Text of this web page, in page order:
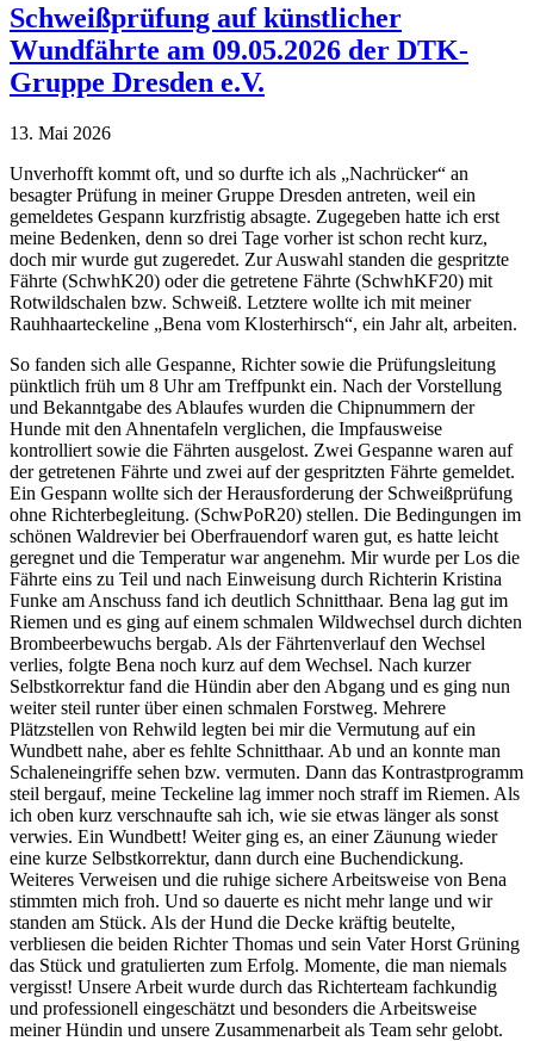
Schweißprüfung auf künstlicher
Wundfährte am 09.05.2026 der DTK-
Gruppe Dresden e.V.
13. Mai 2026
Unverhofft kommt oft, und so durfte ich als „Nachrücker“ an
besagter Prüfung in meiner Gruppe Dresden antreten, weil ein
gemeldetes Gespann kurzfristig absagte. Zugegeben hatte ich erst
meine Bedenken, denn so drei Tage vorher ist schon recht kurz,
doch mir wurde gut zugeredet. Zur Auswahl standen die gespritzte
Fährte (SchwhK20) oder die getretene Fährte (SchwhKF20) mit
Rotwildschalen bzw. Schweiß. Letztere wollte ich mit meiner
Rauhhaarteckeline „Bena vom Klosterhirsch“, ein Jahr alt, arbeiten.
So fanden sich alle Gespanne, Richter sowie die Prüfungsleitung
pünktlich früh um 8 Uhr am Treffpunkt ein. Nach der Vorstellung
und Bekanntgabe des Ablaufes wurden die Chipnummern der
Hunde mit den Ahnentafeln verglichen, die Impfausweise
kontrolliert sowie die Fährten ausgelost. Zwei Gespanne waren auf
der getretenen Fährte und zwei auf der gespritzten Fährte gemeldet.
Ein Gespann wollte sich der Herausforderung der Schweißprüfung
ohne Richterbegleitung. (SchwPoR20) stellen. Die Bedingungen im
schönen Waldrevier bei Oberfrauendorf waren gut, es hatte leicht
geregnet und die Temperatur war angenehm. Mir wurde per Los die
Fährte eins zu Teil und nach Einweisung durch Richterin Kristina
Funke am Anschuss fand ich deutlich Schnitthaar. Bena lag gut im
Riemen und es ging auf einem schmalen Wildwechsel durch dichten
Brombeerbewuchs bergab. Als der Fährtenverlauf den Wechsel
verlies, folgte Bena noch kurz auf dem Wechsel. Nach kurzer
Selbstkorrektur fand die Hündin aber den Abgang und es ging nun
weiter steil runter über einen schmalen Forstweg. Mehrere
Plätzstellen von Rehwild legten bei mir die Vermutung auf ein
Wundbett nahe, aber es fehlte Schnitthaar. Ab und an konnte man
Schaleneingriffe sehen bzw. vermuten. Dann das Kontrastprogramm
steil bergauf, meine Teckeline lag immer noch straff im Riemen. Als
ich oben kurz verschnaufte sah ich, wie sie etwas länger als sonst
verwies. Ein Wundbett! Weiter ging es, an einer Zäunung wieder
eine kurze Selbstkorrektur, dann durch eine Buchendickung.
Weiteres Verweisen und die ruhige sichere Arbeitsweise von Bena
stimmten mich froh. Und so dauerte es nicht mehr lange und wir
standen am Stück. Als der Hund die Decke kräftig beutelte,
verbliesen die beiden Richter Thomas und sein Vater Horst Grüning
das Stück und gratulierten zum Erfolg. Momente, die man niemals
vergisst! Unsere Arbeit wurde durch das Richterteam fachkundig
und professionell eingeschätzt und besonders die Arbeitsweise
meiner Hündin und unsere Zusammenarbeit als Team sehr gelobt.